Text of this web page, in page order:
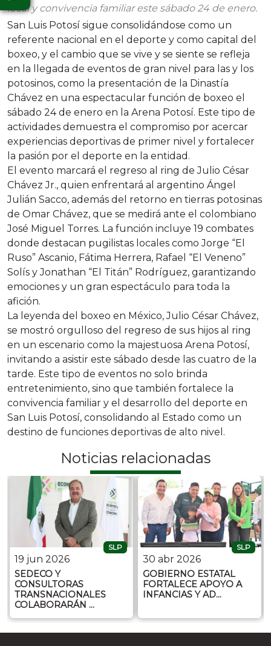
local y convivencia familiar este sábado 24 de enero.
San Luis Potosí sigue consolidándose como un
referente nacional en el deporte y como capital del
boxeo, y el cambio que se vive y se siente se refleja
en la llegada de eventos de gran nivel para las y los
potosinos, como la presentación de la Dinastía
Chávez en una espectacular función de boxeo el
sábado 24 de enero en la Arena Potosí. Este tipo de
actividades demuestra el compromiso por acercar
experiencias deportivas de primer nivel y fortalecer
la pasión por el deporte en la entidad.
El evento marcará el regreso al ring de Julio César
Chávez Jr., quien enfrentará al argentino Ángel
Julián Sacco, además del retorno en tierras potosinas
de Omar Chávez, que se medirá ante el colombiano
José Miguel Torres. La función incluye 19 combates
donde destacan pugilistas locales como Jorge “El
Ruso” Ascanio, Fátima Herrera, Rafael “El Veneno”
Solís y Jonathan “El Titán” Rodríguez, garantizando
emociones y un gran espectáculo para toda la
afición.
La leyenda del boxeo en México, Julio César Chávez,
se mostró orgulloso del regreso de sus hijos al ring
en un escenario como la majestuosa Arena Potosí,
invitando a asistir este sábado desde las cuatro de la
tarde. Este tipo de eventos no solo brinda
entretenimiento, sino que también fortalece la
convivencia familiar y el desarrollo del deporte en
San Luis Potosí, consolidando al Estado como un
destino de funciones deportivas de alto nivel.
Noticias relacionadas
SLP
19 jun 2026
SEDECO Y
CONSULTORAS
TRANSNACIONALES
COLABORARÁN …
SLP
30 abr 2026
GOBIERNO ESTATAL
FORTALECE APOYO A
INFANCIAS Y AD…